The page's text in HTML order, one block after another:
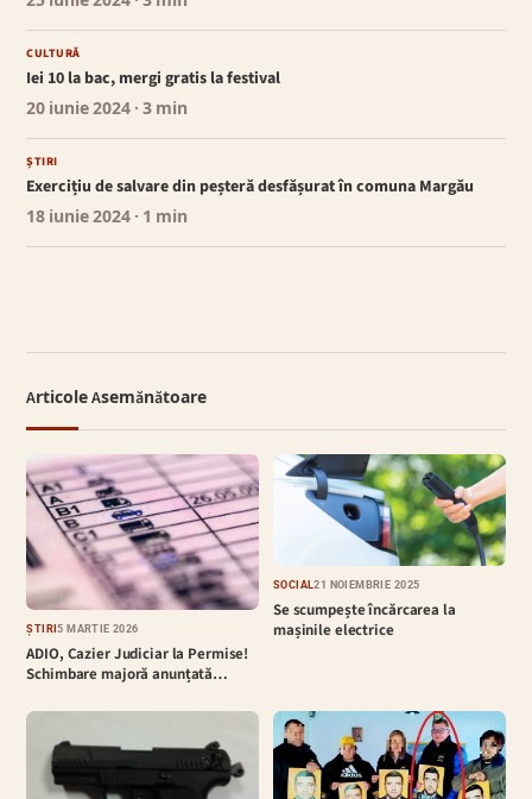
CULTURĂ
Iei 10 la bac, mergi gratis la festival
20 iunie 2024 · 3 min
ȘTIRI
Exercițiu de salvare din peșteră desfășurat în comuna Margău
18 iunie 2024 · 1 min
Articole Asemănătoare
ȘTIRI5 MARTIE 2026
ADIO, Cazier Judiciar la Permise!
Schimbare majoră anunțată…
SOCIAL21 NOIEMBRIE 2025
Se scumpește încărcarea la
mașinile electrice